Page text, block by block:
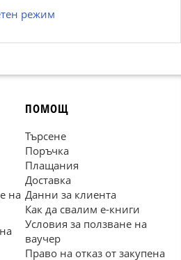
режим
на
ПОМОЩ
Търсене
Поръчка
Плащания
Доставка
Данни за клиента
Как да свалим е-книги
Условия за ползване на
ваучер
Право на отказ от закупена